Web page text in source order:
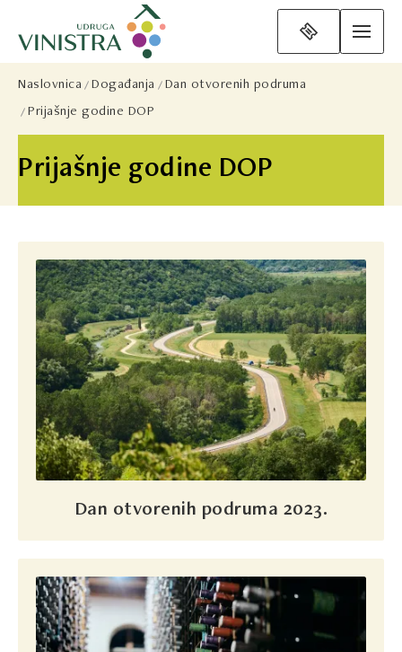
Prijašnje godine DOP
Naslovnica Događanja
Dan otvorenih podruma
Prijašnje godine DOP
Dan otvorenih podruma 2023.